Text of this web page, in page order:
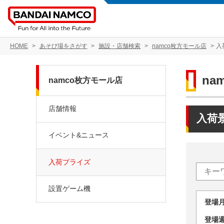
HOME あそび場をさがす 施設・店舗検索 namco枚方モール店 入
入荷
登
登
namco枚方モール店
店舗情報
イベント&ニュース
入荷プライズ
設置ゲーム機